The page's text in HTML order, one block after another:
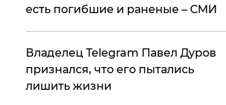
есть погибшие и раненые – СМИ
Владелец Telegram Павел Дуров
признался, что его пытались
лишить жизни